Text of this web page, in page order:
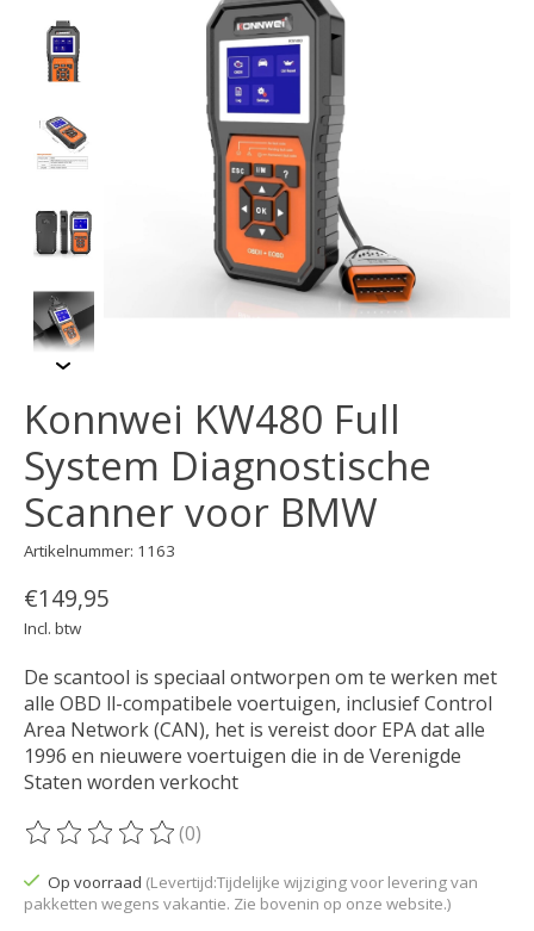
Konnwei KW480 Full
System Diagnostische
Scanner voor BMW
Artikelnummer: 1163
€149,95
Incl. btw
De scantool is speciaal ontworpen om te werken met
alle OBD ll-compatibele voertuigen, inclusief Control
Area Network (CAN), het is vereist door EPA dat alle
1996 en nieuwere voertuigen die in de Verenigde
Staten worden verkocht
De beoordeling van dit product is
(0)
Op voorraad (Levertijd:Tijdelijke wijziging voor levering van
pakketten wegens vakantie. Zie bovenin op onze website.)